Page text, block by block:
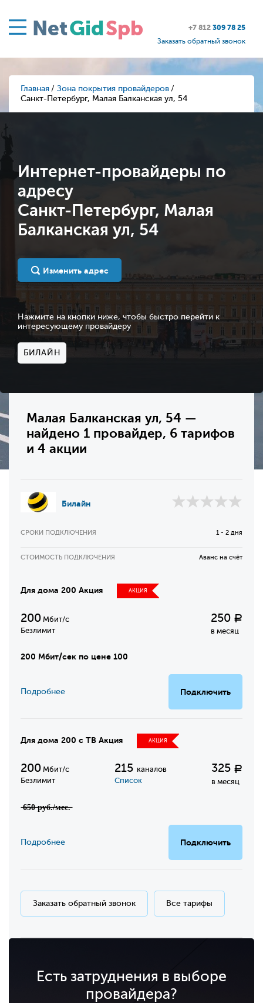
NetGidSpb +7 812 309 78 25
Заказать обратный звонок
Главная
Зона покрытия провайдеров
Санкт-Петербург, Малая Балканская ул, 54
Интернет-провайдеры по
адресу
Санкт-Петербург, Малая
Балканская ул, 54
Изменить адрес
Нажмите на кнопки ниже, чтобы быстро перейти к
интересующему провайдеру
БИЛАЙН
Малая Балканская ул, 54 —
найдено 1 провайдер, 6 тарифов
и 4 акции
Билайн
СРОКИ ПОДКЛЮЧЕНИЯ 1 - 2 дня
СТОИМОСТЬ ПОДКЛЮЧЕНИЯ Аванс на счёт
Для дома 200 Акция АКЦИЯ
200 Мбит/с
Безлимит
250 Р
в месяц
200 Мбит/сек по цене 100
Подключить
Подробнее
Для дома 200 с ТВ Акция АКЦИЯ
200 Мбит/с
Безлимит
215каналов
Список
325 Р
в месяц
̶6̶5̶0̶ ̶р̶у̶б̶.̶/̶м̶е̶с̶.̶
Подключить
Подробнее
Заказать обратный звонок Все тарифы
Есть затруднения в выборе
провайдера?